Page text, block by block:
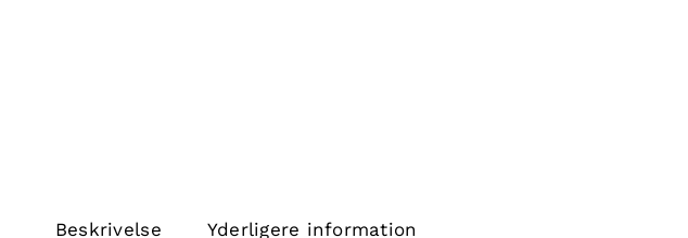
Beskrivelse Yderligere information